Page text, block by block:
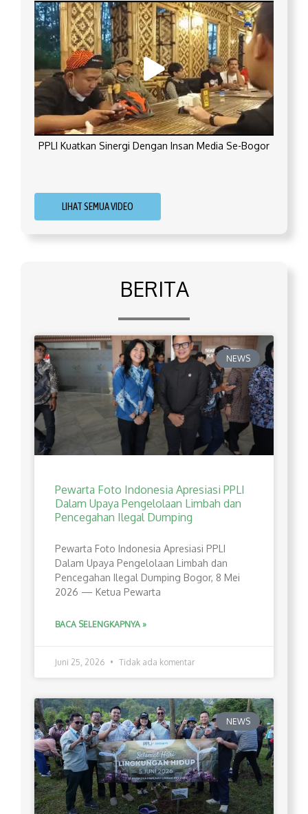
PPLI Kuatkan Sinergi Dengan Insan Media Se-Bogor
LIHAT SEMUA VIDEO
BERITA
NEWS
Pewarta Foto Indonesia Apresiasi PPLI
Dalam Upaya Pengelolaan Limbah dan
Pencegahan Ilegal Dumping
Pewarta Foto Indonesia Apresiasi PPLI
Dalam Upaya Pengelolaan Limbah dan
Pencegahan Ilegal Dumping Bogor, 8 Mei
2026 — Ketua Pewarta
BACA SELENGKAPNYA »
Juni 25, 2026 Tidak ada komentar
NEWS